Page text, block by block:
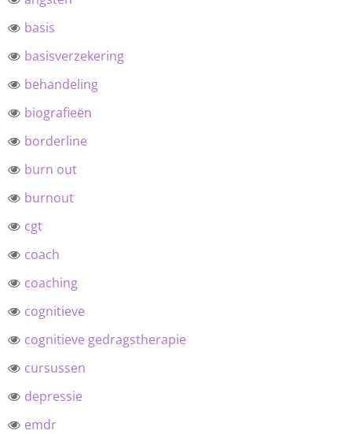
basis
basisverzekering
behandeling
biografieën
borderline
burn out
burnout
cgt
coach
coaching
cognitieve
cognitieve gedragstherapie
cursussen
depressie
emdr